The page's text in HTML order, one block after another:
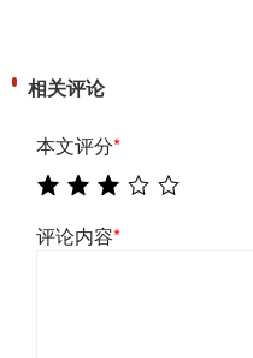
相关评论
本文评分*
评论内容*